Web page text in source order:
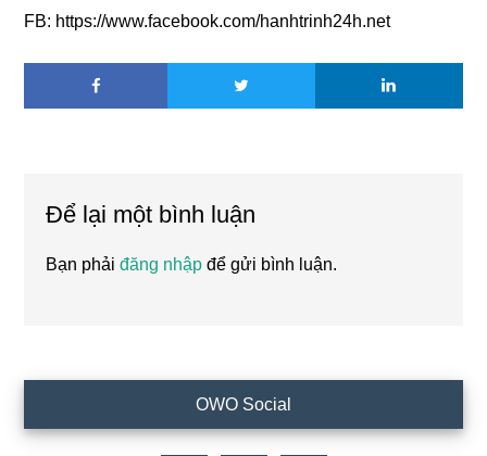
FB: https://www.facebook.com/hanhtrinh24h.net
Interactions
Để lại một bình luận
Bạn phảiđăng nhập để gửi bình luận.
chính
OWO Social